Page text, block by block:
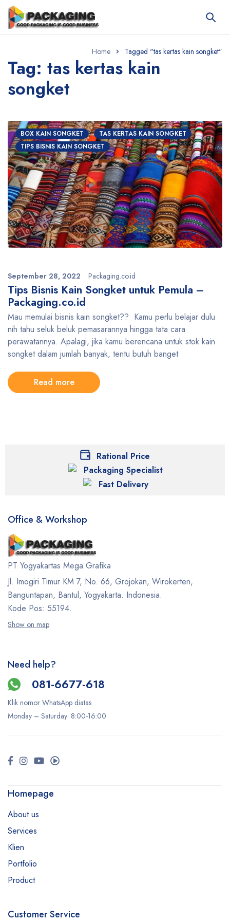
Home Tagged "tas kertas kain songket"
Tag: tas kertas kain
songket
BOX KAIN SONGKET
TAS KERTAS KAIN SONGKET
TIPS BISNIS KAIN SONGKET
September 28, 2022 Packaging.co.id
Tips Bisnis Kain Songket untuk Pemula –
Packaging.co.id
Mau memulai bisnis kain songket?? Kamu perlu belajar dulu
nih tahu seluk beluk pemasarannya hingga tata cara
perawatannya. Apalagi, jika kamu berencana untuk stok kain
songket dalam jumlah banyak, tentu butuh banget
Read more
Rational Price
Packaging Specialist
Fast Delivery
Office & Workshop
PT Yogyakartas Mega Grafika
Jl. Imogiri Timur KM 7, No. 66, Grojokan, Wirokerten,
Banguntapan, Bantul, Yogyakarta. Indonesia.
Kode Pos: 55194.
Show on map
Need help?
081-6677-618
Klik nomor WhatsApp diatas
Monday – Saturday: 8:00-16:00
Homepage
About us
Services
Klien
Portfolio
Product
Customer Service